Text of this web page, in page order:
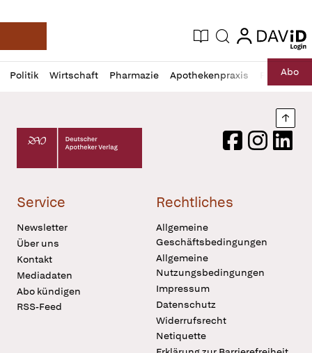
Deutsche Apotheker Zeitung
Aktuelle Ausgabe
Suche login
login
Politik Wirtschaft Pharmazie Apothekenpraxis RechtAbo
Profil
öffnen
Daz
Pur
Deutscher Apotheker Verlag Logo
FacebookInstagram
Service
Newsletter
Über uns
Kontakt
Mediadaten
Abo kündigen
RSS-Feed
Rechtliches
Allgemeine
Geschäftsbedingungen
Allgemeine
Nutzungsbedingungen
Impressum
Datenschutz
Widerrufsrecht
Netiquette